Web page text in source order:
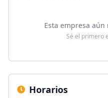
Esta empresa
Sé el primero
Horarios